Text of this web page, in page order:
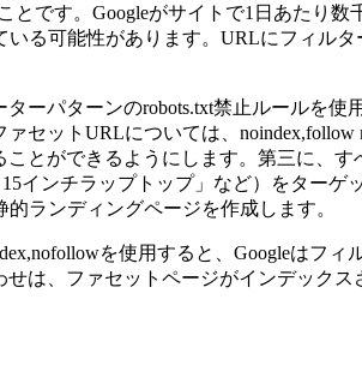
とです。Googleがサイトで1日あたり
る可能性があります。URLにフィル
ーパターンのrobots.txt禁止ルールを
セットURLについては、
とができるようにします。第三に、
インチラップトップ」など）をター
ランディングページを作成します。
を使用すると、Googleはフ
は、ファセットページがインデック